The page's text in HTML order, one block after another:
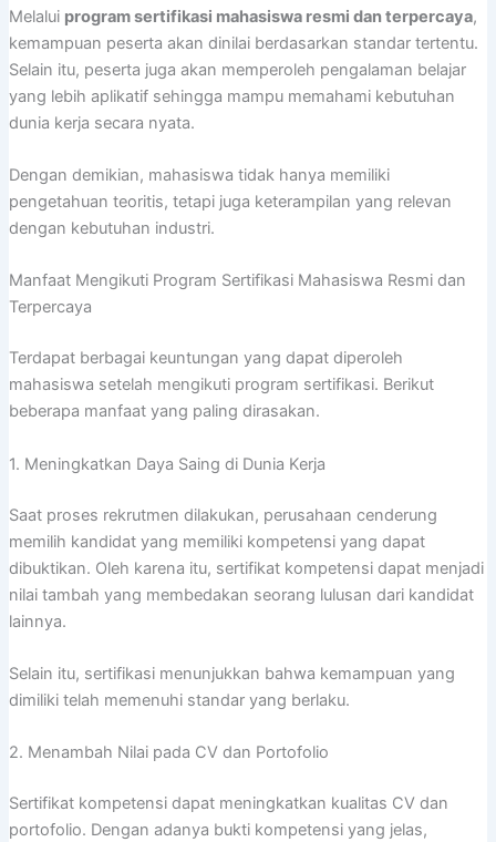
Melalui program sertifikasi mahasiswa resmi dan terpercaya,
kemampuan peserta akan dinilai berdasarkan standar tertentu.
Selain itu, peserta juga akan memperoleh pengalaman belajar
yang lebih aplikatif sehingga mampu memahami kebutuhan
dunia kerja secara nyata.
Dengan demikian, mahasiswa tidak hanya memiliki
pengetahuan teoritis, tetapi juga keterampilan yang relevan
dengan kebutuhan industri.
Manfaat Mengikuti Program Sertifikasi Mahasiswa Resmi dan
Terpercaya
Terdapat berbagai keuntungan yang dapat diperoleh
mahasiswa setelah mengikuti program sertifikasi. Berikut
beberapa manfaat yang paling dirasakan.
1. Meningkatkan Daya Saing di Dunia Kerja
Saat proses rekrutmen dilakukan, perusahaan cenderung
memilih kandidat yang memiliki kompetensi yang dapat
dibuktikan. Oleh karena itu, sertifikat kompetensi dapat menjadi
nilai tambah yang membedakan seorang lulusan dari kandidat
lainnya.
Selain itu, sertifikasi menunjukkan bahwa kemampuan yang
dimiliki telah memenuhi standar yang berlaku.
2. Menambah Nilai pada CV dan Portofolio
Sertifikat kompetensi dapat meningkatkan kualitas CV dan
portofolio. Dengan adanya bukti kompetensi yang jelas,